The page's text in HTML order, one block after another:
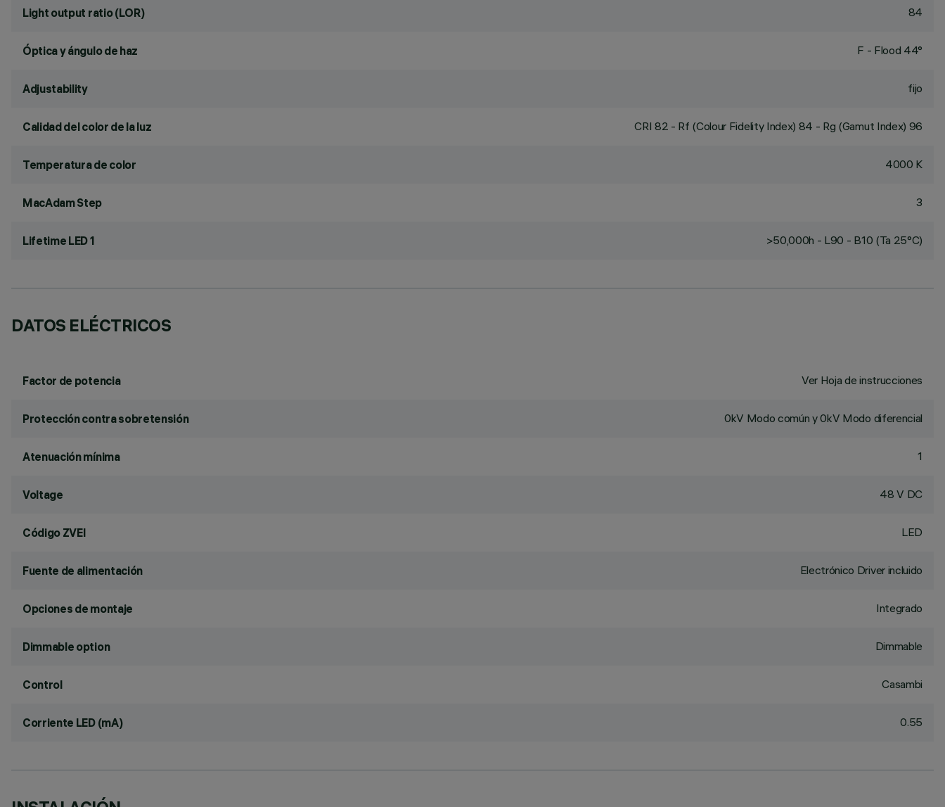
Light output ratio (LOR) 84
Óptica y ángulo de haz F - Flood 44°
Adjustability fijo
Calidad del color de la luz CRI 82 - Rf (Colour Fidelity Index) 84 - Rg (Gamut Index) 96
Temperatura de color 4000 K
MacAdam Step 3
Lifetime LED 1 >50,000h - L90 - B10 (Ta 25°C)
DATOS ELÉCTRICOS
Factor de potencia Ver Hoja de instrucciones
Protección contra sobretensión 0kV Modo común y 0kV Modo diferencial
Atenuación mínima 1
Voltage 48 V DC
Código ZVEI LED
Fuente de alimentación Electrónico Driver incluido
Opciones de montaje Integrado
Dimmable option Dimmable
Control Casambi
Corriente LED (mA) 0.55